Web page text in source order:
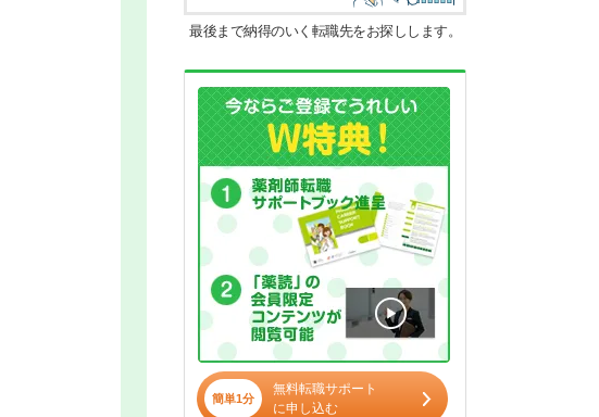
最後まで納得のいく転職先をお探しします。
簡単1分
無料転職サポート
に申し込む